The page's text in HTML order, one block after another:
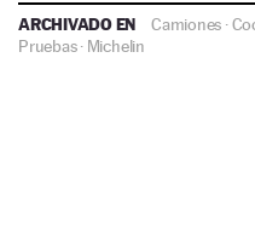
ARCHIVADO EN Camiones ·
Pruebas· Michelin